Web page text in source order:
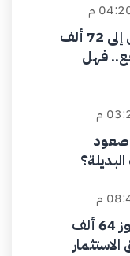
سعر البيتكوين يصل إلى 72 ألف
فهل
صعود
سعر البيتكوين تتجاوز 64 ألف